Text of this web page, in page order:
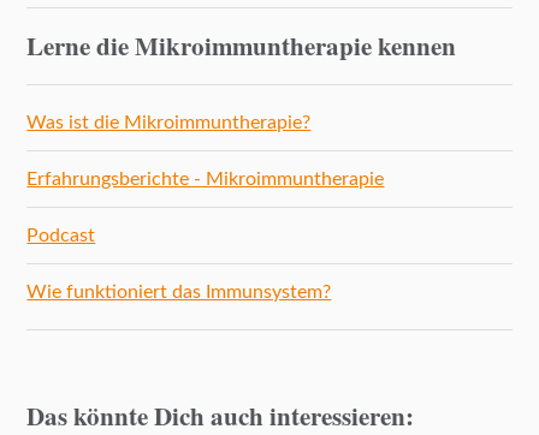
Lerne die Mikroimmuntherapie kennen
Was ist die Mikroimmuntherapie?
Erfahrungsberichte - Mikroimmuntherapie
Podcast
Wie funktioniert das Immunsystem?
Das könnte Dich auch interessieren: